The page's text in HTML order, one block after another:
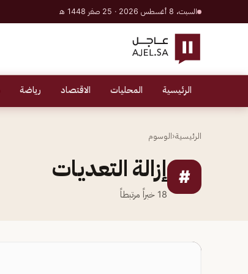
السبت، 8 أغسطس 2026 · 25 صفر 1448 هـ
الرئيسية المحليات الاقتصاد رياضة
الرئيسية‹الوسوم
# إزالة التعديات
18 خبراً مرتبطاً